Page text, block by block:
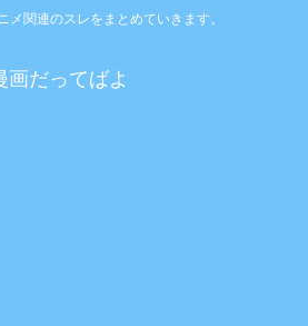
メ関連のスレをまとめていきます。
画だってばよ